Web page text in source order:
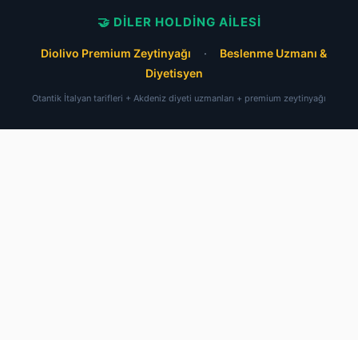
🤝 DILER HOLDING AILESI
Diolivo Premium Zeytinyağı ·
Beslenme Uzmanı &
Diyetisyen
Otantik İtalyan tarifleri + Akdeniz diyeti uzmanları + premium zeytinyağı